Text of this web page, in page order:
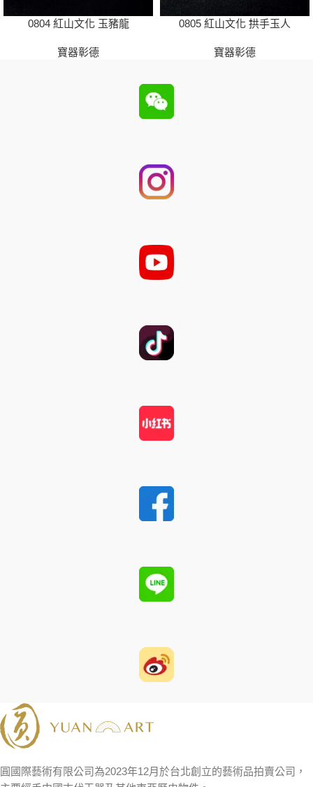
0804 紅山文化 玉豬龍
寶器彰德
0805 紅山文化 拱手玉人
寶器彰德
圓國際藝術有限公司為2023年12月於台北創立的藝術品拍賣公司，